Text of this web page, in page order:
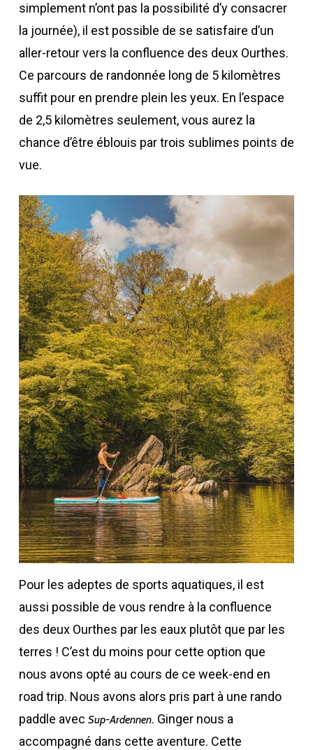
simplement n’ont pas la possibilité d’y consacrer
la journée), il est possible de se satisfaire d’un
aller-retour vers la confluence des deux Ourthes.
Ce parcours de randonnée long de 5 kilomètres
suffit pour en prendre plein les yeux. En l’espace
de 2,5 kilomètres seulement, vous aurez la
chance d’être éblouis par trois sublimes points de
vue.
Pour les adeptes de sports aquatiques, il est
aussi possible de vous rendre à la confluence
des deux Ourthes par les eaux plutôt que par les
terres ! C’est du moins pour cette option que
nous avons opté au cours de ce week-end en
road trip. Nous avons alors pris part à une rando
paddle avec Sup-Ardennen. Ginger nous a
accompagné dans cette aventure. Cette